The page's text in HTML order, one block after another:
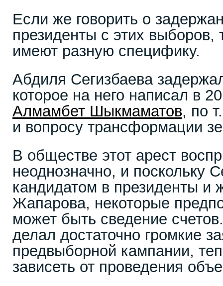
Если же говорить о
президенты с этих выборов,
имеют разную специфику.
Абдиля Сегизбаева
которое на него написал в
Алмамбет Шыкмаматов, по
и вопросу трансформации
В обществе этот арест
неоднозначно, и поскольку
кандидатом в президенты и
Жапарова, некоторые
может быть сведение
делал достаточно громкие
предвыборной кампании,
зависеть от проведения